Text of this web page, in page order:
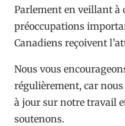
Parlement en veillant à
préoccupations
Canadiens reçoivent
Nous vous
régulièrement, car
à jour sur notre travail
soutenons.